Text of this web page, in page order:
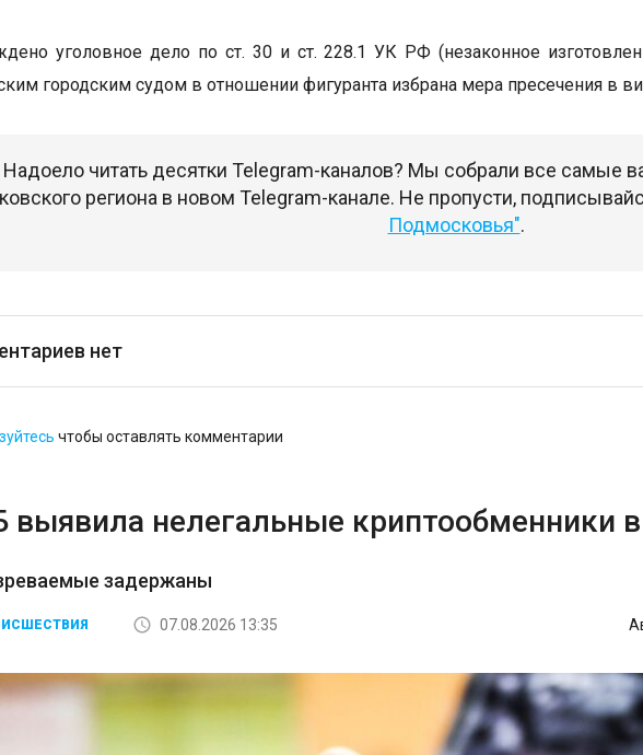
уголовное дело по ст. 30 и ст. 228.1 УК РФ (незаконное
городским судом в отношении фигуранта избрана мера пресечения в
Надоело читать десятки Telegram-каналов? Мы собрали все самые
региона в новом Telegram-канале. Не пропусти,
Подмосковья".
нет
чтобы оставлять комментарии
выявила нелегальные криптообменники
задержаны
07.08.2026 13:35